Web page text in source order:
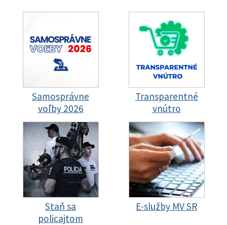
Samosprávne
voľby 2026
Transparentné
vnútro
Staň sa
policajtom
E-služby MV SR